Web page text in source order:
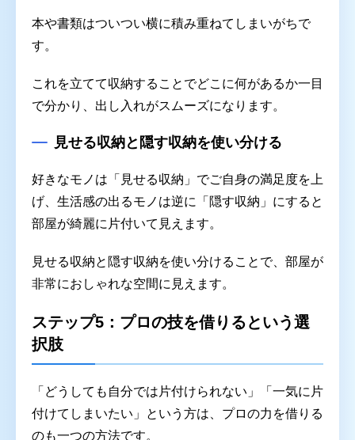
本や書類はついつい横に積み重ねてしまいがちで
す。
これを立てて収納することでどこに何があるか一目
で分かり、出し入れがスムーズになります。
見せる収納と隠す収納を使い分ける
好きなモノは「見せる収納」でご自身の満足度を上
げ、生活感の出るモノは逆に「隠す収納」にすると
部屋が綺麗に片付いて見えます。
見せる収納と隠す収納を使い分けることで、部屋が
非常におしゃれな空間に見えます。
ステップ5：プロの技を借りるという選
択肢
「どうしても自分では片付けられない」「一気に片
付けてしまいたい」という方は、プロの力を借りる
のも一つの方法です。